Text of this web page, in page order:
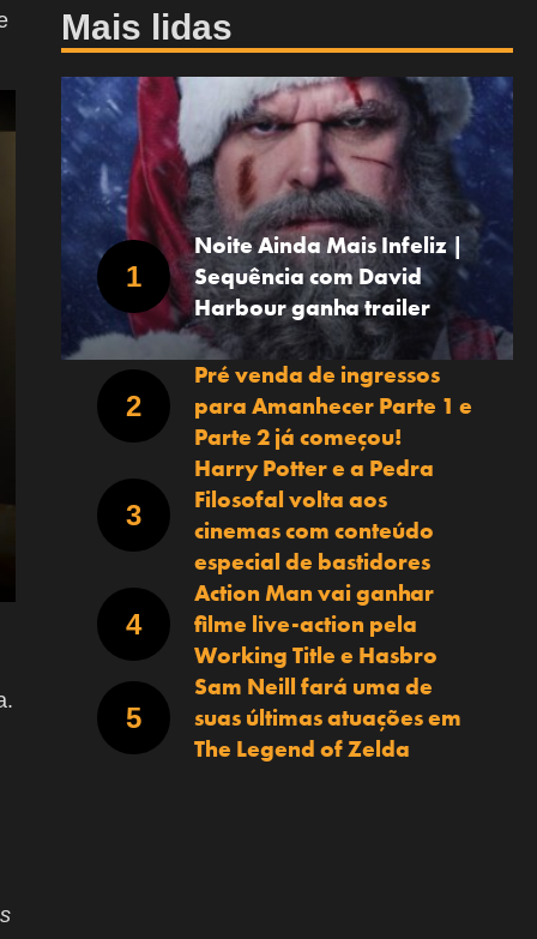
Mais lidas
Noite Ainda Mais Infeliz |
Sequência com David
Harbour ganha trailer
Pré venda de ingressos
para Amanhecer Parte 1 e
Parte 2 já começou!
Harry Potter e a Pedra
Filosofal volta aos
cinemas com conteúdo
especial de bastidores
Action Man vai ganhar
filme live-action pela
Working Title e Hasbro
Sam Neill fará uma de
suas últimas atuações em
The Legend of Zelda